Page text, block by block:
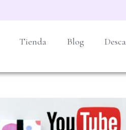
Tienda Blog